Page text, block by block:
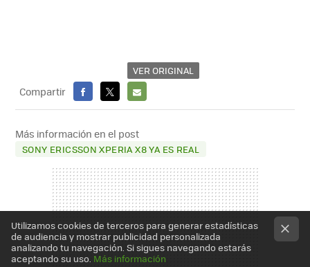
VER ORIGINAL
Compartir
FACEBOOK
X
E-
MAIL
Más información en el post
SONY ERICSSON XPERIA X8 YA ES REAL
Utilizamos cookies de terceros para generar estadísticas
de audiencia y mostrar publicidad personalizada
analizando tu navegación. Si sigues navegando estarás
aceptando su uso. Más información